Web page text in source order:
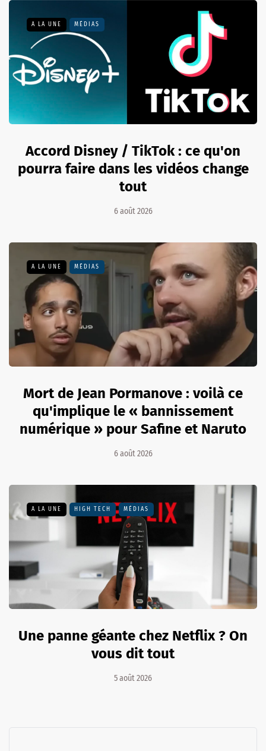
A LA UNE MÉDIAS
Accord Disney / TikTok : ce qu'on
pourra faire dans les vidéos change
tout
6 août 2026
A LA UNE MÉDIAS
Mort de Jean Pormanove : voilà ce
qu'implique le « bannissement
numérique » pour Safine et Naruto
6 août 2026
A LA UNE HIGH TECH MÉDIAS
Une panne géante chez Netflix ? On
vous dit tout
5 août 2026